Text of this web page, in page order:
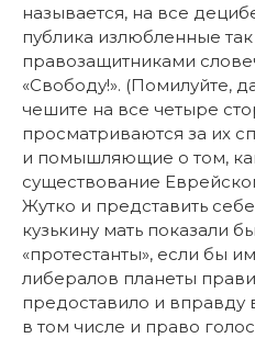
называется, на все
публика излюбленные
правозащитниками
«Свободу!». (Помилуйте,
чешите на все четыре
просматриваются за их
и помышляющие о том,
существование
Жутко и представить
кузькину мать показали
«протестанты», если бы
либералов планеты
предоставило и вправду
в том числе и право